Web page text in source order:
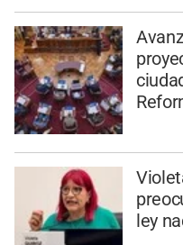
ley